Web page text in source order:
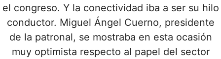
el congreso. Y la conectividad iba a ser su hilo
conductor. Miguel Ángel Cuerno, presidente
de la patronal, se mostraba en esta ocasión
muy optimista respecto al papel del sector